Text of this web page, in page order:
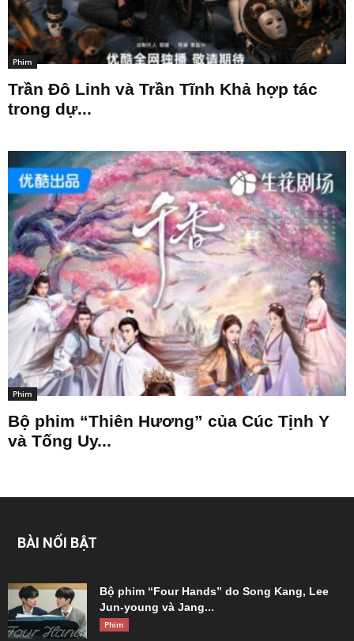
Phim
Trần Đô Linh và Trần Tĩnh Khả hợp tác
trong dự...
Phim
Bộ phim “Thiên Hương” của Cúc Tịnh Y
và Tống Uy...
BÀI NỔI BẬT
Bộ phim “Four Hands” do Song Kang, Lee
Jun-young và Jang...
Phim